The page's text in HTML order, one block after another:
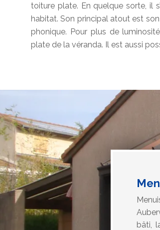
toiture plate. En quelque sorte, il
habitat. Son principal atout est
phonique. Pour plus de
plate de la véranda. Il est aussi
bâti,